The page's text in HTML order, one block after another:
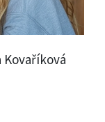
Kovaříková